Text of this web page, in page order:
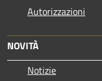
Autorizzazioni
NOVITÀ
Notizie